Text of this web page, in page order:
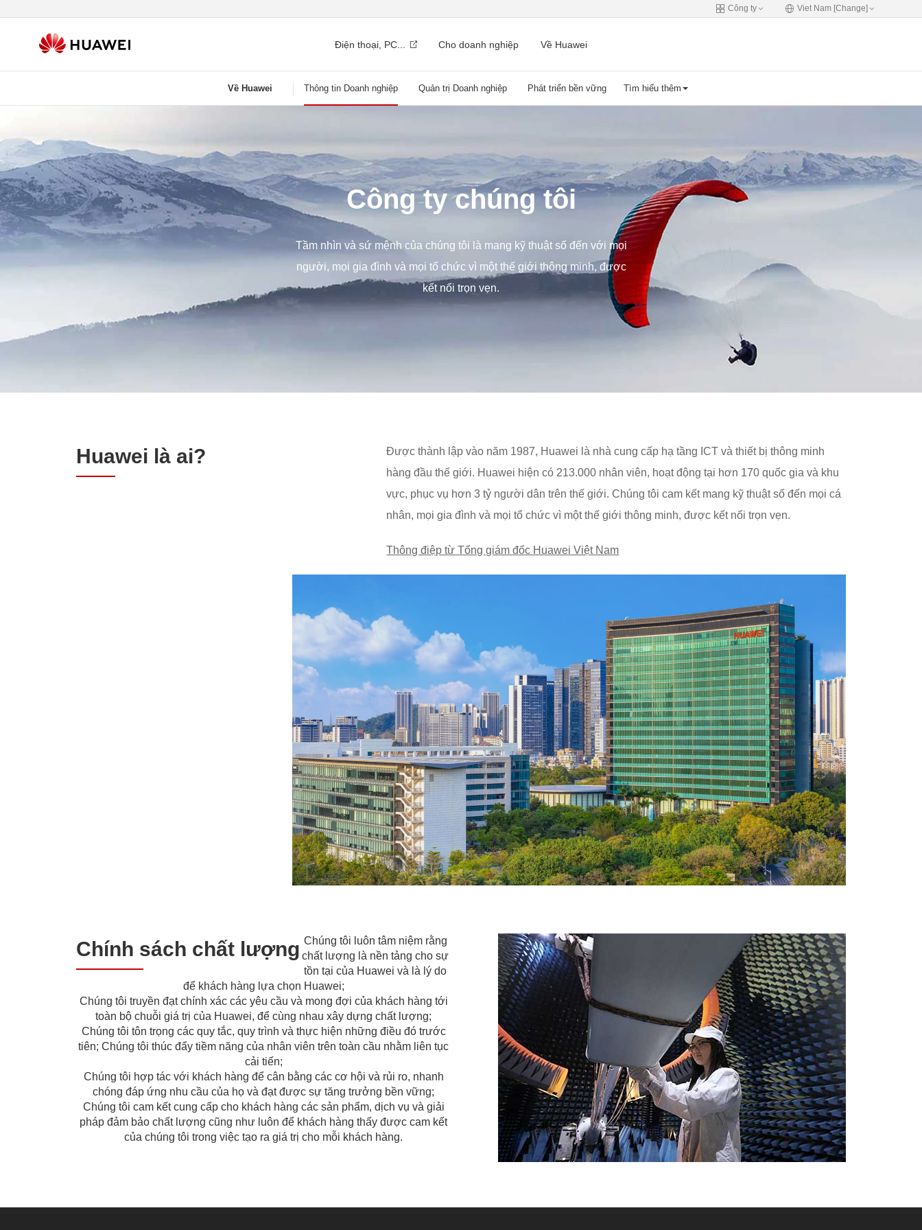
Công ty Viet Nam [Change]
Điện thoại, PC... Cho doanh nghiệp Về Huawei
Về Huawei Thông tin Doanh nghiệp Quản trị Doanh nghiệp Phát triển bền vững Tìm hiểu thêm
Công ty chúng tôi
Tầm nhìn và sứ mệnh của chúng tôi là mang kỹ thuật số đến với mọi
người, mọi gia đình và mọi tổ chức vì một thế giới thông minh, được
kết nối trọn vẹn.
Huawei là ai?
Được thành lập vào năm 1987, Huawei là nhà cung cấp hạ tầng ICT và thiết bị thông minh
hàng đầu thế giới. Huawei hiện có 213.000 nhân viên, hoạt động tại hơn 170 quốc gia và khu
vực, phục vụ hơn 3 tỷ người dân trên thế giới. Chúng tôi cam kết mang kỹ thuật số đến mọi cá
nhân, mọi gia đình và mọi tổ chức vì một thế giới thông minh, được kết nối trọn vẹn.
Thông điệp từ Tổng giám đốc Huawei Việt Nam
Chính sách chất lượng Chúng tôi luôn tâm niệm rằng
chất lượng là nền tảng cho sự
tồn tại của Huawei và là lý do
để khách hàng lựa chọn Huawei;
Chúng tôi truyền đạt chính xác các yêu cầu và mong đợi của khách hàng tới
toàn bộ chuỗi giá trị của Huawei, để cùng nhau xây dựng chất lượng;
Chúng tôi tôn trọng các quy tắc, quy trình và thực hiện những điều đó trước
tiên; Chúng tôi thúc đẩy tiềm năng của nhân viên trên toàn cầu nhằm liên tục
cải tiến;
Chúng tôi hợp tác với khách hàng để cân bằng các cơ hội và rủi ro, nhanh
chóng đáp ứng nhu cầu của họ và đạt được sự tăng trưởng bền vững;
Chúng tôi cam kết cung cấp cho khách hàng các sản phẩm, dịch vụ và giải
pháp đảm bảo chất lượng cũng như luôn để khách hàng thấy được cam kết
của chúng tôi trong việc tạo ra giá trị cho mỗi khách hàng.